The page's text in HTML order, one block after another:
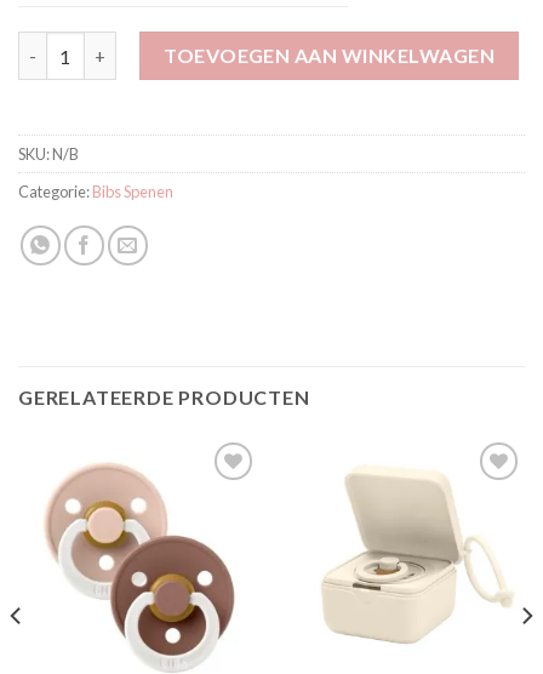
TOEVOEGEN AAN WINKELWAGEN
SKU:N/B
Categorie:Bibs Spenen
GERELATEERDE PRODUCTEN
Toevoegen
aan
verlanglijst
Toevoegen
aan
verlanglijst